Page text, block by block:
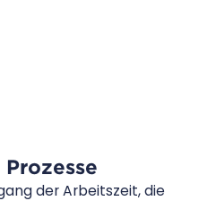
der Arbeitszeit, die